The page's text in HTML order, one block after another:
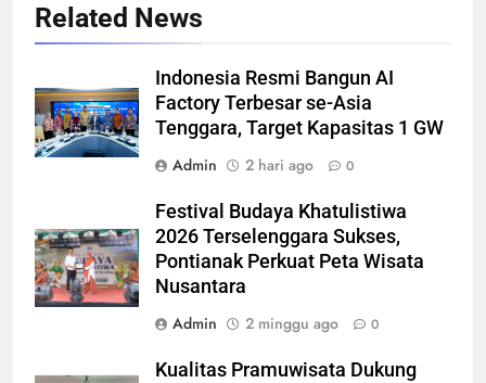
Related News
Indonesia Resmi Bangun AI
Factory Terbesar se-Asia
Tenggara, Target Kapasitas 1 GW
Admin
2 hari ago 0
Festival Budaya Khatulistiwa
2026 Terselenggara Sukses,
Pontianak Perkuat Peta Wisata
Nusantara
Admin
2 minggu ago 0
Kualitas Pramuwisata Dukung